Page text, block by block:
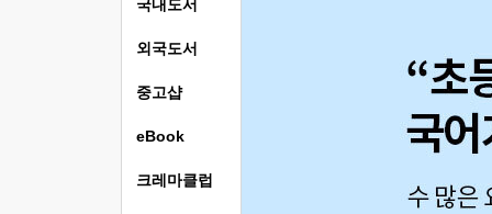
국내도서
외국도서
중고샵
eBook
크레마클럽